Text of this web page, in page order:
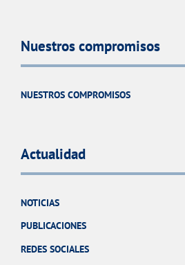
Nuestros compromisos
NUESTROS COMPROMISOS
Actualidad
NOTICIAS
PUBLICACIONES
REDES SOCIALES